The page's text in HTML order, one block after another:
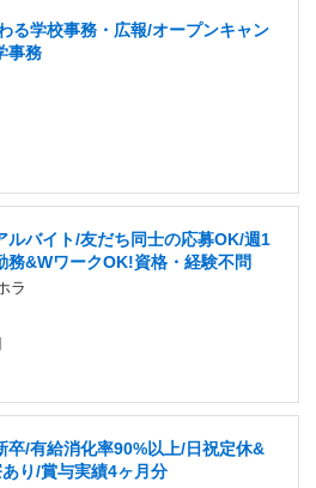
る学校事務・広報/オープンキャン
事務
ルバイト/友だち同士の応募OK/週1
務&WワークOK!資格・経験不問
ラ
卒/有給消化率90%以上/日祝定休&
り/賞与実績4ヶ月分